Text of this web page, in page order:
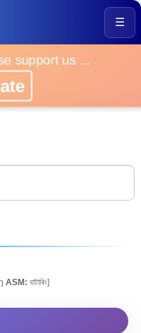
☰
support us ...
ASM: বাটাৰিং]